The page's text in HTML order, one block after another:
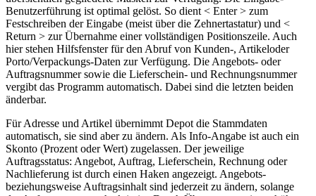
Benutzerführung ist optimal gelöst. So dient < Enter > zum
Festschreiben der Eingabe (meist über die Zehnertastatur) und <
Return > zur Übernahme einer vollständigen Positionszeile. Auch
hier stehen Hilfsfenster für den Abruf von Kunden-, Artikeloder
Porto/Verpackungs-Daten zur Verfügung. Die Angebots- oder
Auftragsnummer sowie die Lieferschein- und Rechnungsnummer
vergibt das Programm automatisch. Dabei sind die letzten beiden
änderbar.
Für Adresse und Artikel übernimmt Depot die Stammdaten
automatisch, sie sind aber zu ändern. Als Info-Angabe ist auch ein
Skonto (Prozent oder Wert) zugelassen. Der jeweilige
Auftragsstatus: Angebot, Auftrag, Lieferschein, Rechnung oder
Nachlieferung ist durch einen Haken angezeigt. Angebots-
beziehungsweise Auftragsinhalt sind jederzeit zu ändern, solange